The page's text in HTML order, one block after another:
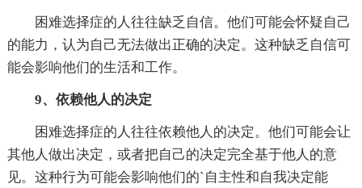
困难选择症的人往往缺乏自信。他们可能会怀疑自己
的能力，认为自己无法做出正确的决定。这种缺乏自信可
能会影响他们的生活和工作。
9、依赖他人的决定
困难选择症的人往往依赖他人的决定。他们可能会让
其他人做出决定，或者把自己的决定完全基于他人的意
见。这种行为可能会影响他们的`自主性和自我决定能